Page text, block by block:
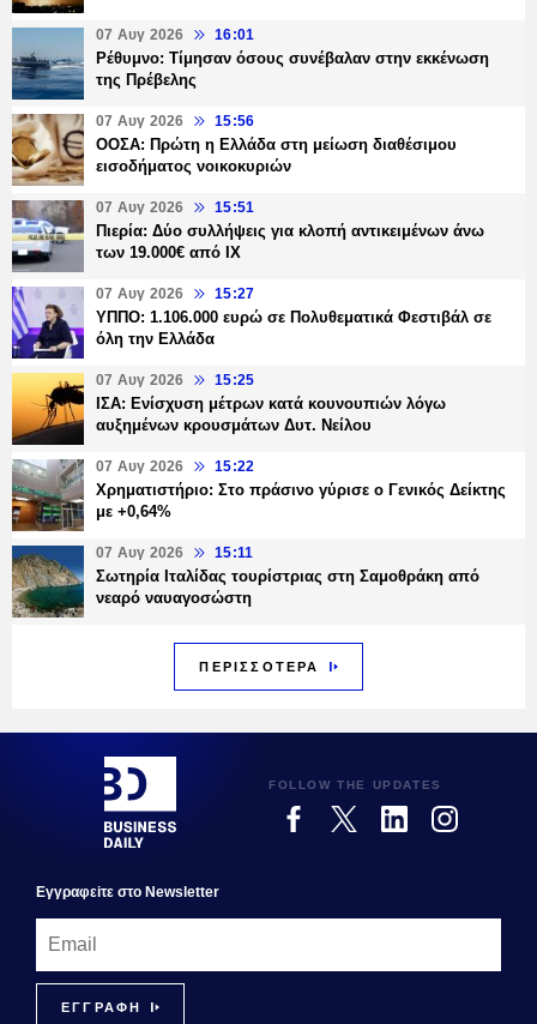
07 Αυγ 2026 16:01
Ρέθυμνο: Τίμησαν όσους συνέβαλαν στην εκκένωση
της Πρέβελης
07 Αυγ 2026 15:56
ΟΟΣΑ: Πρώτη η Ελλάδα στη μείωση διαθέσιμου
εισοδήματος νοικοκυριών
07 Αυγ 2026 15:51
Πιερία: Δύο συλλήψεις για κλοπή αντικειμένων άνω
των 19.000€ από ΙΧ
07 Αυγ 2026 15:27
ΥΠΠΟ: 1.106.000 ευρώ σε Πολυθεματικά Φεστιβάλ σε
όλη την Ελλάδα
07 Αυγ 2026 15:25
ΙΣΑ: Ενίσχυση μέτρων κατά κουνουπιών λόγω
αυξημένων κρουσμάτων Δυτ. Νείλου
07 Αυγ 2026 15:22
Χρηματιστήριο: Στο πράσινο γύρισε ο Γενικός Δείκτης
με +0,64%
07 Αυγ 2026 15:11
Σωτηρία Ιταλίδας τουρίστριας στη Σαμοθράκη από
νεαρό ναυαγοσώστη
ΠΕΡΙΣΣΟΤΕΡΑ
FOLLOW THE UPDATES
Εγγραφεiτε στο Newsletter